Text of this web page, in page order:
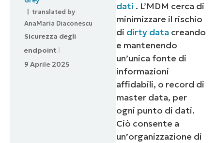
| translated by
AnaMaria Diaconescu
Sicurezza degli
endpoint
9 Aprile 2025
dati . L’MDM cerca di
minimizzare il rischio
di dirty data creando
e mantenendo
un’unica fonte di
informazioni
affidabili, o record di
master data, per
ogni punto di dati.
Ciò consente a
un’organizzazione di